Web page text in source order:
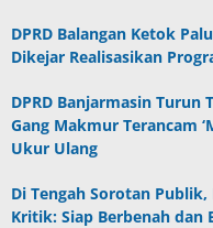
DPRD Balangan Ketok
Dikejar Realisasikan
DPRD Banjarmasin Turun
Gang Makmur Terancam
Ukur Ulang
Di Tengah Sorotan Publik,
Kritik: Siap Berbenah dan